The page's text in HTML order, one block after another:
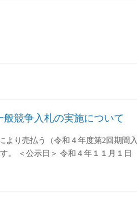
般競争入札の実施について
より売払う（令和４年度第2回期間入
。 ＜公示日＞ 令和４年１１月１日